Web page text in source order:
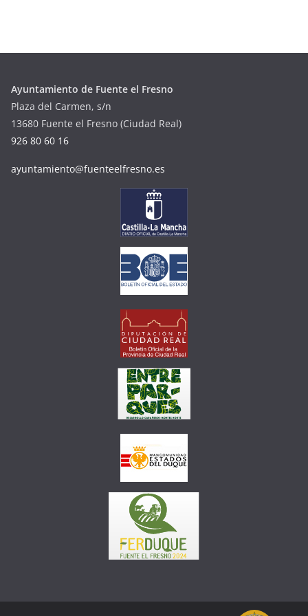
Ayuntamiento de Fuente el Fresno
Plaza del Carmen, s/n
13680 Fuente el Fresno (Ciudad Real)
926 80 60 16
ayuntamiento@fuenteelfresno.es